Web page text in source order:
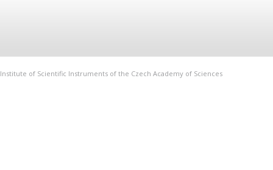
Institute of Scientific Instruments of the Czech Academy of Sciences